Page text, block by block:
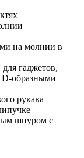
на молнии в
гаджетов,
D-образными
рукава
шнуром с